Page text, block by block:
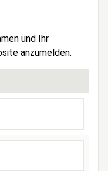
und Ihr
anzumelden.